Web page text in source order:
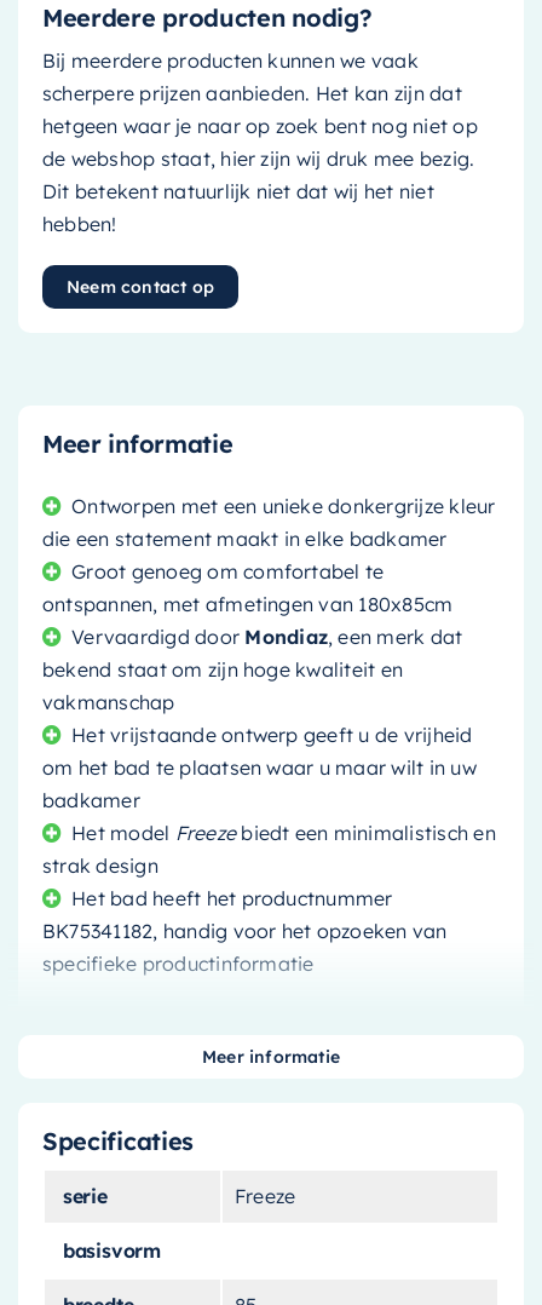
Meerdere producten nodig?
Bij meerdere producten kunnen we vaak
scherpere prijzen aanbieden. Het kan zijn dat
hetgeen waar je naar op zoek bent nog niet op
de webshop staat, hier zijn wij druk mee bezig.
Dit betekent natuurlijk niet dat wij het niet
hebben!
Neem contact op
Meer informatie
Ontworpen met een unieke donkergrijze kleur
die een statement maakt in elke badkamer
Groot genoeg om comfortabel te
ontspannen, met afmetingen van 180x85cm
Vervaardigd door Mondiaz, een merk dat
bekend staat om zijn hoge kwaliteit en
vakmanschap
Het vrijstaande ontwerp geeft u de vrijheid
om het bad te plaatsen waar u maar wilt in uw
badkamer
Het model Freezebiedt een minimalistisch en
strak design
Het bad heeft het productnummer
BK75341182, handig voor het opzoeken van
specifieke productinformatie
Mondiaz Vrijstaand bad Freeze
bad is ontworpen om u de ultieme
afmetingen van
Specificaties
serie Freeze
basisvorm
Meer informatie